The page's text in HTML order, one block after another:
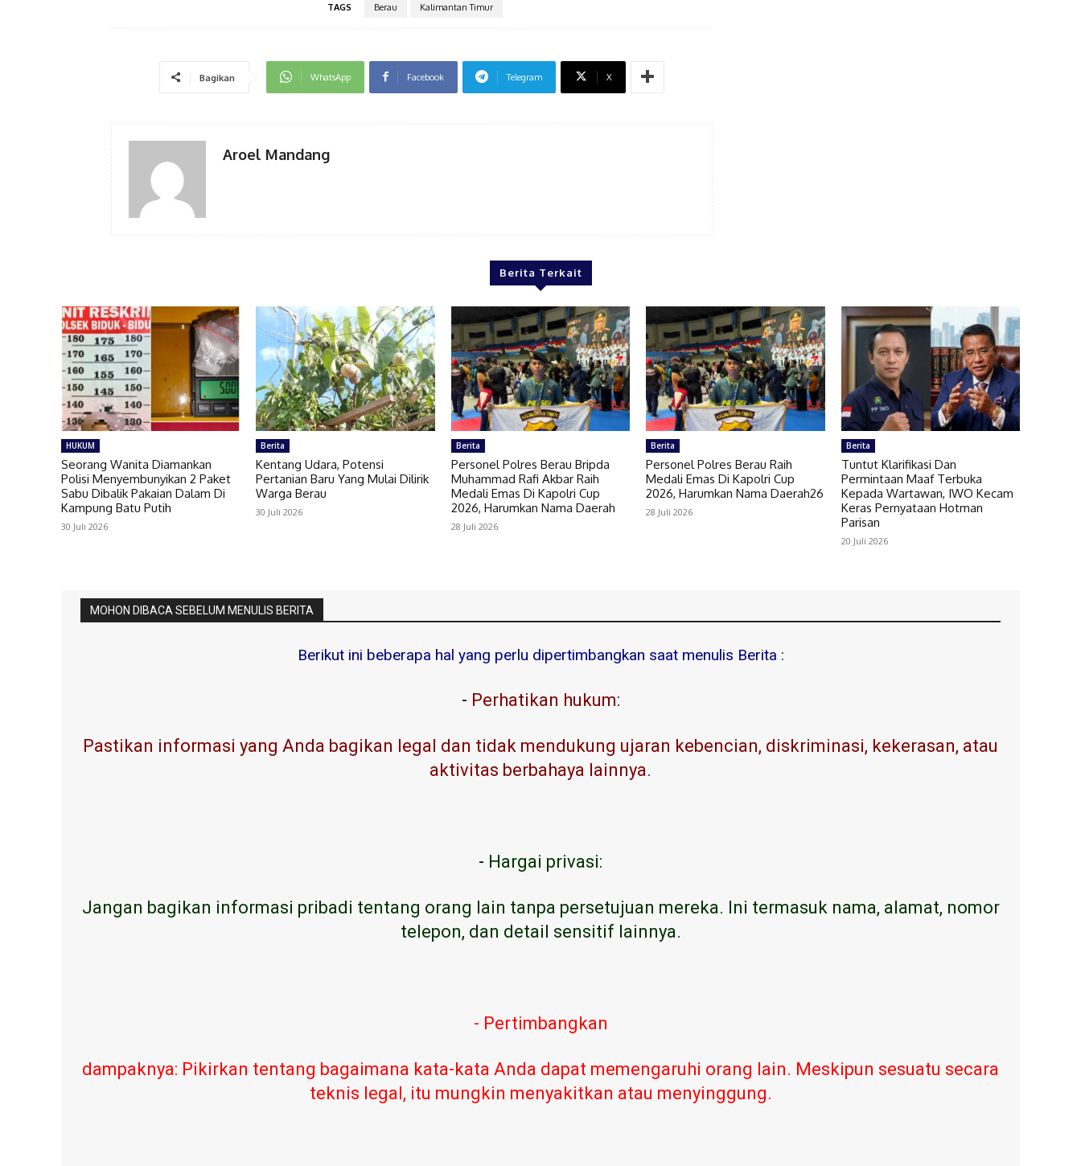
TAGS Berau Kalimantan Timur
Bagikan WhatsApp Facebook Telegram X
Aroel Mandang
Berita Terkait
HUKUM
Seorang Wanita Diamankan
Polisi Menyembunyikan 2 Paket
Sabu Dibalik Pakaian Dalam Di
Kampung Batu Putih
30 Juli 2026
Berita
Kentang Udara, Potensi
Pertanian Baru Yang Mulai Dilirik
Warga Berau
30 Juli 2026
Berita
Personel Polres Berau Bripda
Muhammad Rafi Akbar Raih
Medali Emas Di Kapolri Cup
2026, Harumkan Nama Daerah
28 Juli 2026
Berita
Personel Polres Berau Raih
Medali Emas Di Kapolri Cup
2026, Harumkan Nama Daerah26
28 Juli 2026
Berita
Tuntut Klarifikasi Dan
Permintaan Maaf Terbuka
Kepada Wartawan, IWO Kecam
Keras Pernyataan Hotman
Parisan
20 Juli 2026
MOHON DIBACA SEBELUM MENULIS BERITA
Berikut ini beberapa hal yang perlu dipertimbangkan saat menulis Berita :
- Perhatikan hukum:
Pastikan informasi yang Anda bagikan legal dan tidak mendukung ujaran kebencian, diskriminasi, kekerasan, atau
aktivitas berbahaya lainnya.
- Hargai privasi:
Jangan bagikan informasi pribadi tentang orang lain tanpa persetujuan mereka. Ini termasuk nama, alamat, nomor
telepon, dan detail sensitif lainnya.
- Pertimbangkan
dampaknya: Pikirkan tentang bagaimana kata-kata Anda dapat memengaruhi orang lain. Meskipun sesuatu secara
teknis legal, itu mungkin menyakitkan atau menyinggung.